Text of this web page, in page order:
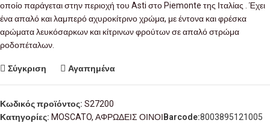
οποίο παράγεται στην περιοχή του Asti στο Piemonte της Ιταλίας . Έχει
ένα απαλό και λαμπερό αχυροκίτρινο χρώμα, με έντονα και φρέσκα
αρώματα λευκόσαρκων και κίτρινων φρούτων σε απαλό στρώμα
ροδοπέταλων.
Σύγκριση Αγαπημένα
Κωδικός προϊόντος: S27200
Κατηγορίες: MOSCATO, ΑΦΡΩΔΕΙΣ ΟΙΝΟΙBarcode:8003895121005